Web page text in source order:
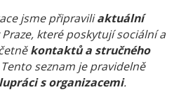
jsme připraviliaktuální
které poskytují sociální a
kontaktů a stručného
seznam je pravidelně
s organizacemi.